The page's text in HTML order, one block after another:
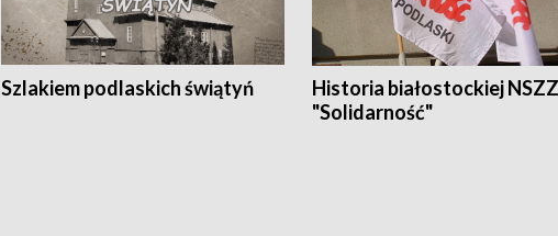
Szlakiem podlaskich świątyń
Historia białostockiej NSZZ
"Solidarność"